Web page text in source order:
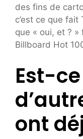
des fins de
c’est ce que fait
que « oui, et ?
Billboard Hot
Est-
ont